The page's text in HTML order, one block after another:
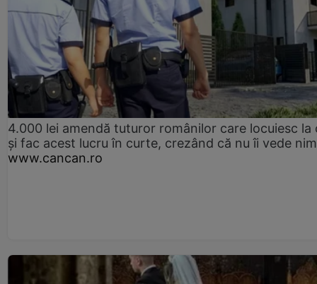
4.000 lei amendă tuturor românilor care locuiesc la
și fac acest lucru în curte, crezând că nu îi vede
www.cancan.ro